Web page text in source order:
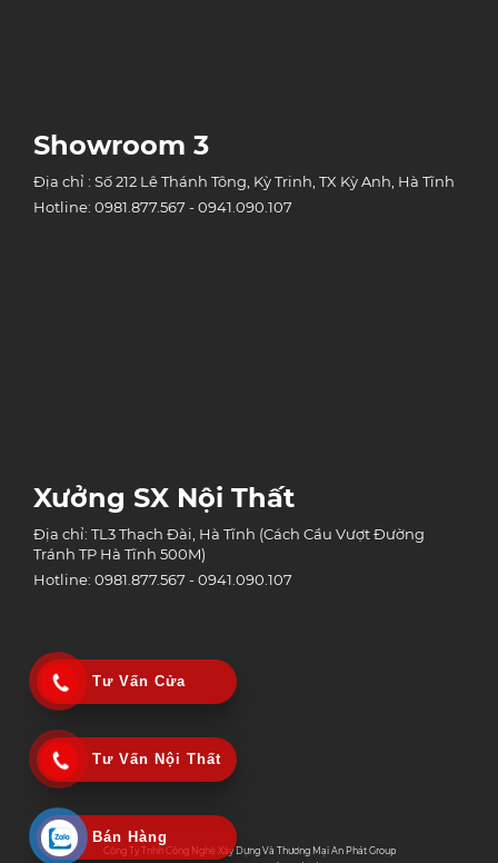
Showroom 3
Địa chỉ : Số 212 Lê Thánh Tông, Kỳ Trinh, TX Kỳ Anh, Hà Tĩnh
Hotline: 0981.877.567 - 0941.090.107
Xưởng SX Nội Thất
Địa chỉ: TL3 Thạch Đài, Hà Tĩnh (Cách Cầu Vượt Đường
Tránh TP Hà Tĩnh 500M)
Hotline: 0981.877.567 - 0941.090.107
Công Ty Tnhh Công Nghệ Xây Dựng Và Thương Mại An Phát Group
Tư Vấn Cửa
Tư Vấn Nội Thất
Bán Hàng